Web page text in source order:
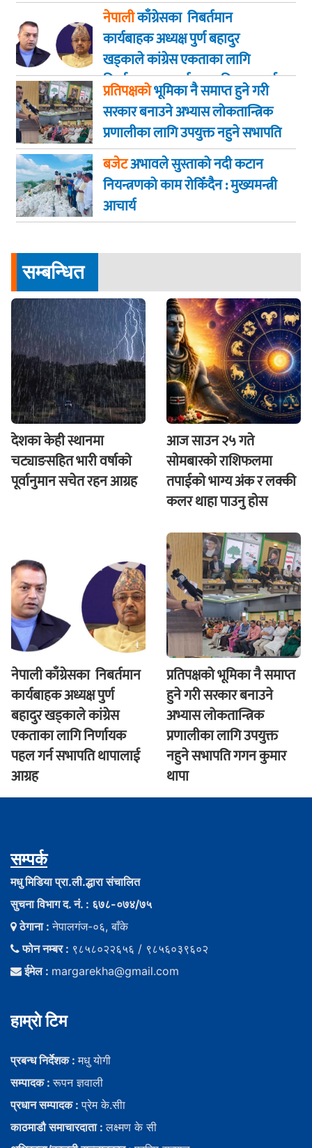
नेपालीकाँग्रेसका निबर्तमान
कार्यबाहक अध्यक्ष पुर्ण बहादुर
खड्काले कांग्रेस एकताका लागि
निर्णायक पहल गर्न सभापति थापालाई
आग्रह
प्रतिपक्षकोभूमिका नै समाप्त हुने गरी
सरकार बनाउने अभ्यास लोकतान्त्रिक
प्रणालीका लागि उपयुक्त नहुने सभापति
गगन कुमार थापा
बजेटअभावले सुस्ताको नदी कटान
नियन्त्रणको काम रोकिँदैन : मुख्यमन्त्री
आचार्य
सम्बन्धित
देशका केही स्थानमा
चट्याङसहित भारी वर्षाको
पूर्वानुमान सचेत रहन आग्रह
आज साउन २५ गते
साेमबारकाे राशिफलमा
तपाईकाे भाग्य अंक र लक्की
कलर थाहा पाउनु हाेस
नेपाली काँग्रेसका निबर्तमान
कार्यबाहक अध्यक्ष पुर्ण
बहादुर खड्काले कांग्रेस
एकताका लागि निर्णायक
पहल गर्न सभापति थापालाई
आग्रह
प्रतिपक्षको भूमिका नै समाप्त
हुने गरी सरकार बनाउने
अभ्यास लोकतान्त्रिक
प्रणालीका लागि उपयुक्त
नहुने सभापति गगन कुमार
थापा
सम्पर्क
मधु मिडिया प्रा.ली.द्धारा संचालित
सुचना विभाग द. नं. : ६७८-०७४/७५
ठेगाना :नेपालगंज-०६, बाँके
फोन नम्बर : ९८५८०२२६५६ / ९८५६०३९६०२
ईमेल : margarekha@gmail.com
हाम्राे टिम
प्रबन्ध निर्देशक :मधु याेगी
सम्पादक :रूपन ज्ञवाली
प्रधान सम्पादक :प्रेम के.सीा
काठमाडौ समाचारदाता :लक्ष्मण के सी